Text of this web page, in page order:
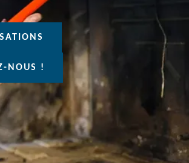
NOUS !